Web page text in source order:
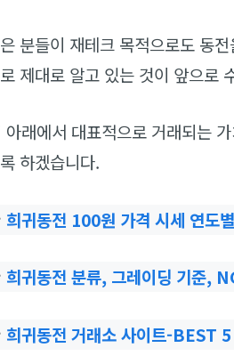
분들이 재테크 목적으로도 동
제대로 알고 있는 것이 앞으로
아래에서 대표적으로 거래되는
하겠습니다.
희귀동전 100원 가격 시세 연도
희귀동전 분류, 그레이딩 기준,
희귀동전 거래소 사이트-BEST 5